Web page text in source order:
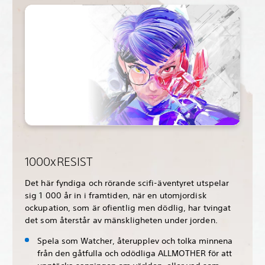
1000xRESIST
Det här fyndiga och rörande scifi-äventyret utspelar
sig 1 000 år in i framtiden, när en utomjordisk
ockupation, som är ofientlig men dödlig, har tvingat
det som återstår av mänskligheten under jorden.
Spela som Watcher, återupplev och tolka minnena
från den gåtfulla och odödliga ALLMOTHER för att